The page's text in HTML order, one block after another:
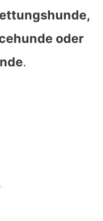
oder
.